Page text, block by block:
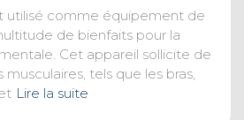
utilisé comme équipement de
de bienfaits pour la
Cet appareil sollicite de
tels que les bras,
Lire la suite